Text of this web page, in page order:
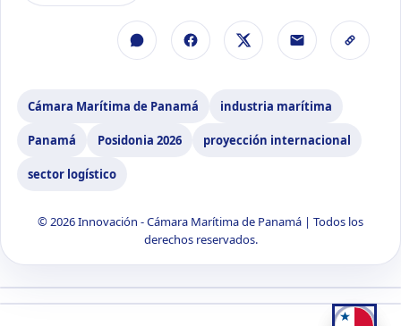
Cámara Marítima de Panamá industria marítima
Panamá Posidonia 2026 proyección internacional
sector logístico
© 2026 Innovación - Cámara Marítima de Panamá | Todos los
derechos reservados.